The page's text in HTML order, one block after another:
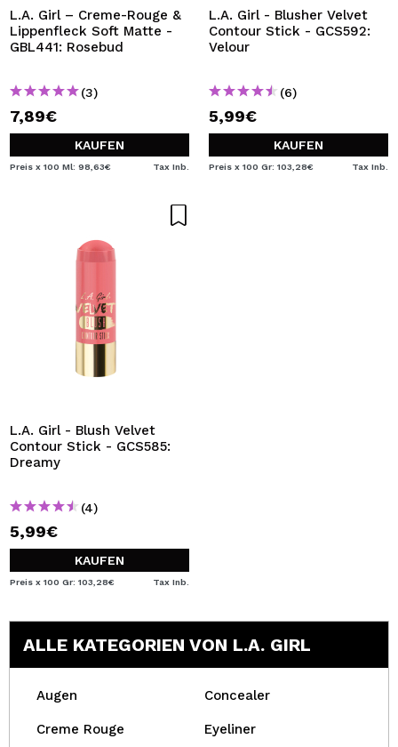
L.A. Girl – Creme-Rouge &
Lippenfleck Soft Matte -
GBL441: Rosebud
(3)
7,89€
KAUFEN
Preis x 100 Ml: 98,63€ Tax Inb.
L.A. Girl - Blusher Velvet
Contour Stick - GCS592:
Velour
(6)
5,99€
KAUFEN
Preis x 100 Gr: 103,28€ Tax Inb.
L.A. Girl - Blush Velvet
Contour Stick - GCS585:
Dreamy
(4)
5,99€
KAUFEN
Preis x 100 Gr: 103,28€ Tax Inb.
ALLE KATEGORIEN VON L.A. GIRL
Augen Concealer
Creme Rouge Eyeliner